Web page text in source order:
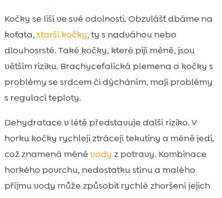
Kočky se liší ve své odolnosti. Obzvlášť dbáme na
koťata, starší kočky, ty s nadváhou nebo
dlouhosrsté. Také kočky, které pijí méně, jsou
větším riziku. Brachycefalická plemena a kočky s
problémy se srdcem či dýcháním, mají problémy
s regulací teploty.
Dehydratace v létě představuje další riziko. V
horku kočky rychleji ztrácejí tekutiny a méně jedí,
což znamená méně vody z potravy. Kombinace
horkého povrchu, nedostatku stínu a malého
příjmu vody může způsobit rychlé zhoršení jejich